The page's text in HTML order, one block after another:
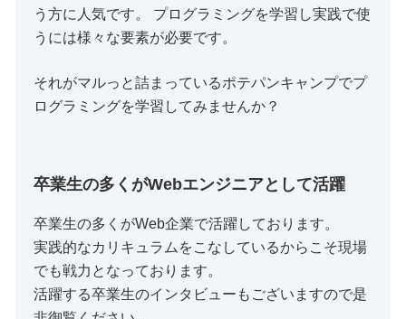
う方に人気です。 プログラミングを学習し実践で使
うには様々な要素が必要です。
それがマルっと詰まっているポテパンキャンプでプ
ログラミングを学習してみませんか？
卒業生の多くがWebエンジニアとして活躍
卒業生の多くがWeb企業で活躍しております。
実践的なカリキュラムをこなしているからこそ現場
でも戦力となっております。
活躍する卒業生のインタビューもございますので是